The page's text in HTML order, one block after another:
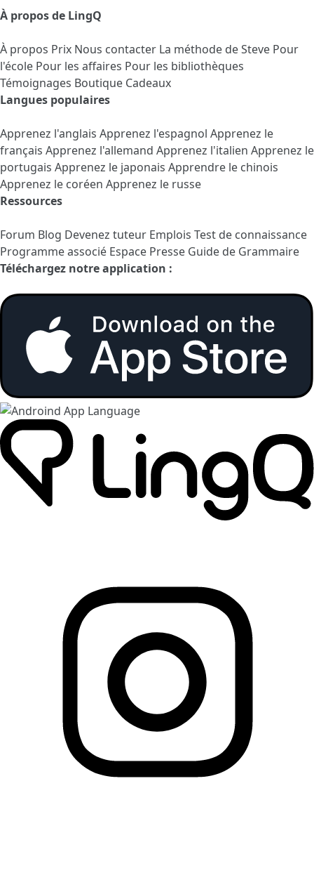
À propos de LingQ
À propos Prix Nous contacter La méthode de Steve Pour
l'école Pour les affaires Pour les bibliothèques
Témoignages Boutique Cadeaux
Langues populaires
Apprenez l'anglais Apprenez l'espagnol Apprenez le
français Apprenez l'allemand Apprenez l'italien Apprenez le
portugais Apprenez le japonais Apprendre le chinois
Apprenez le coréen Apprenez le russe
Ressources
Forum Blog Devenez tuteur Emplois Test de connaissance
Programme associé Espace Presse Guide de Grammaire
Téléchargez notre application :